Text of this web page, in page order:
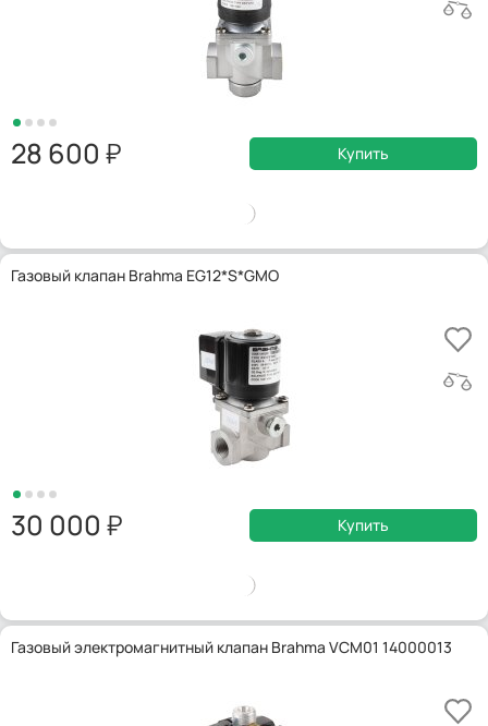
28 600 Купить
Газовый клапан Brahma EG12*S*GMO
30 000 Купить
Газовый электромагнитный клапан Brahma VCM01 14000013